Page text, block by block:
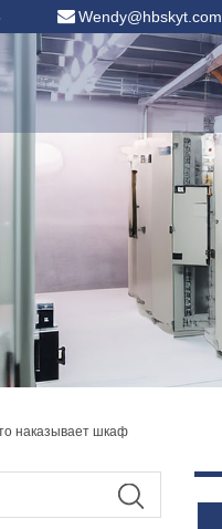
Wendy@hbskyt.com
наказывает шкаф